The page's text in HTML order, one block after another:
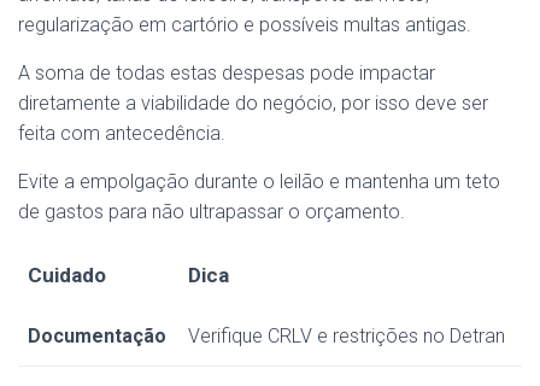
regularização em cartório e possíveis multas antigas.
A soma de todas estas despesas pode impactar
diretamente a viabilidade do negócio, por isso deve ser
feita com antecedência.
Evite a empolgação durante o leilão e mantenha um teto
de gastos para não ultrapassar o orçamento.
Cuidado Dica
Documentação Verifique CRLV e restrições no Detran